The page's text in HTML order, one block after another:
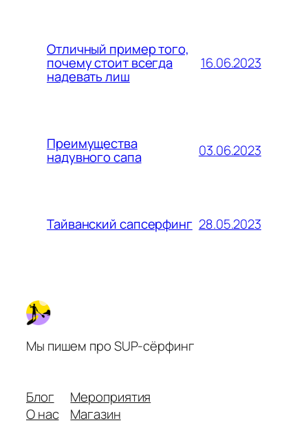
Отличный пример того,
почему стоит всегда
надевать лиш
16.06.2023
Преимущества
надувного сапа 03.06.2023
Тайванский сапсерфинг 28.05.2023
Мы пишем про SUP-сёрфинг
Блог
О нас
Мероприятия
Магазин